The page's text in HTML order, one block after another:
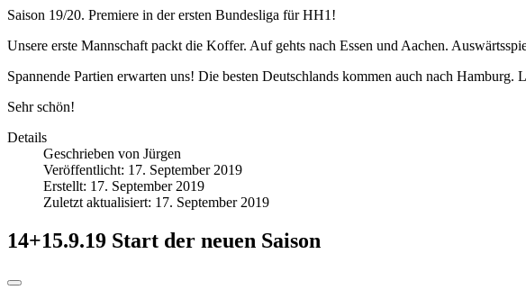
Saison 19/20. Premiere in der ersten Bundesliga für HH1!
Unsere erste Mannschaft packt die Koffer. Auf gehts nach Essen und Aachen.
Spannende Partien erwarten uns! Die besten Deutschlands kommen auch nach Hamburg.
Sehr schön!
Details
Geschrieben von Jürgen
Veröffentlicht: 17. September 2019
Erstellt: 17. September 2019
Zuletzt aktualisiert: 17. September 2019
14+15.9.19 Start der neuen Saison